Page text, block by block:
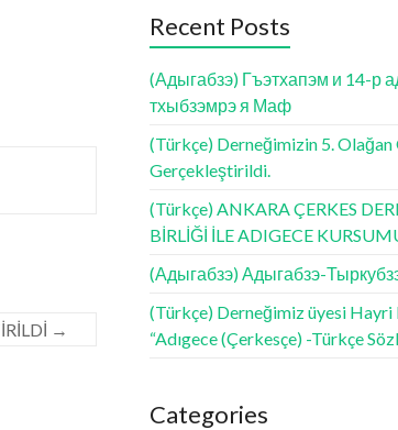
→
Recent Posts
(Адыгабзэ) Гъэтхапэм и 14-р
тхыбзэмрэ я Маф
(Türkçe) Derneğimizin 5. Olağan
Gerçekleştirildi.
(Türkçe) ANKARA ÇERKES
BİRLİĞİ İLE ADIGECE
(Адыгабзэ) Адыгабзэ-
(Türkçe) Derneğimiz üyesi Hayri
“Adıgece (Çerkesçe) -Türkçe
Categories